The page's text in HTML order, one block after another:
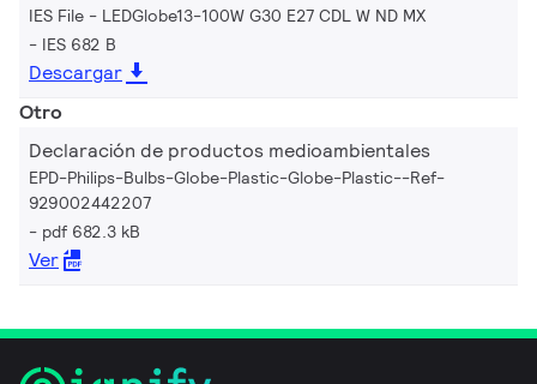
IES File - LEDGlobe13-100W G30 E27 CDL W ND MX
IES 682 B
Descargar
Otro
Declaración de productos medioambientales
EPD-Philips-Bulbs-Globe-Plastic-Globe-Plastic--Ref-
929002442207
pdf 682.3 kB
Ver